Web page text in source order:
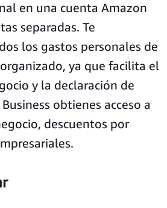
en una cuenta Amazon
separadas. Te
los gastos personales de
ya que facilita el
y la declaración de
obtienes acceso a
descuentos por